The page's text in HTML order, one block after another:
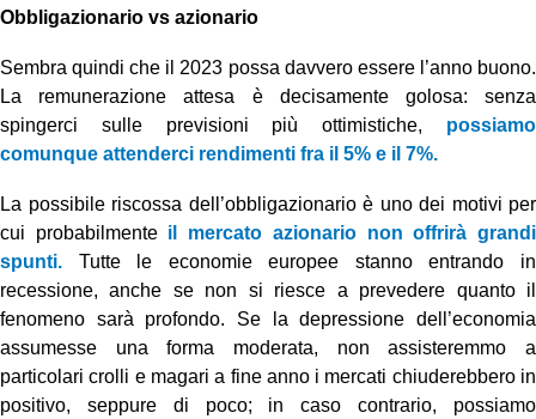
Obbligazionario vs azionario
Sembra quindi che il 2023 possa davvero essere l’anno buono.
La remunerazione attesa è decisamente golosa: senza
spingerci sulle previsioni più ottimistiche, possiamo
comunque attenderci rendimenti fra il 5% e il 7%.
La possibile riscossa dell’obbligazionario è uno dei motivi per
cui probabilmente il mercato azionario non offrirà grandi
spunti. Tutte le economie europee stanno entrando in
recessione, anche se non si riesce a prevedere quanto il
fenomeno sarà profondo. Se la depressione dell’economia
assumesse una forma moderata, non assisteremmo a
particolari crolli e magari a fine anno i mercati chiuderebbero in
positivo, seppure di poco; in caso contrario, possiamo